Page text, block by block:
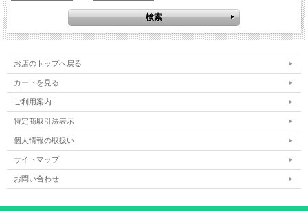
お店のトップへ戻る
カートを見る
ご利用案内
特定商取引法表示
個人情報の取扱い
サイトマップ
お問い合わせ